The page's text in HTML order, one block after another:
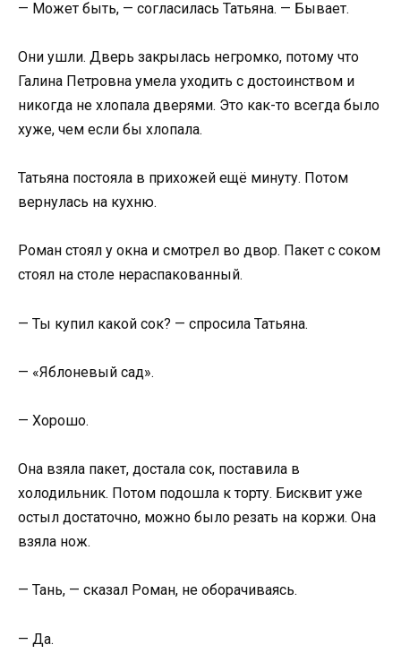
— Может быть, — согласилась Татьяна. — Бывает.
Они ушли. Дверь закрылась негромко, потому что
Галина Петровна умела уходить с достоинством и
никогда не хлопала дверями. Это как-то всегда было
хуже, чем если бы хлопала.
Татьяна постояла в прихожей ещё минуту. Потом
вернулась на кухню.
Роман стоял у окна и смотрел во двор. Пакет с соком
стоял на столе нераспакованный.
— Ты купил какой сок? — спросила Татьяна.
— «Яблоневый сад».
— Хорошо.
Она взяла пакет, достала сок, поставила в
холодильник. Потом подошла к торту. Бисквит уже
остыл достаточно, можно было резать на коржи. Она
взяла нож.
— Тань, — сказал Роман, не оборачиваясь.
— Да.